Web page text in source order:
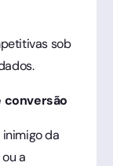
sob
da
a